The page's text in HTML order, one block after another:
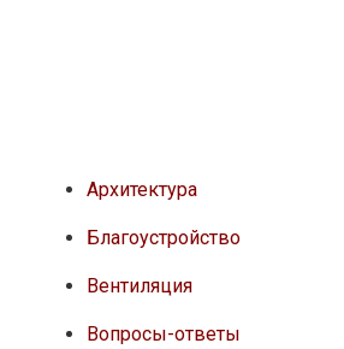
Архитектура
Благоустройство
Вентиляция
Вопросы-ответы